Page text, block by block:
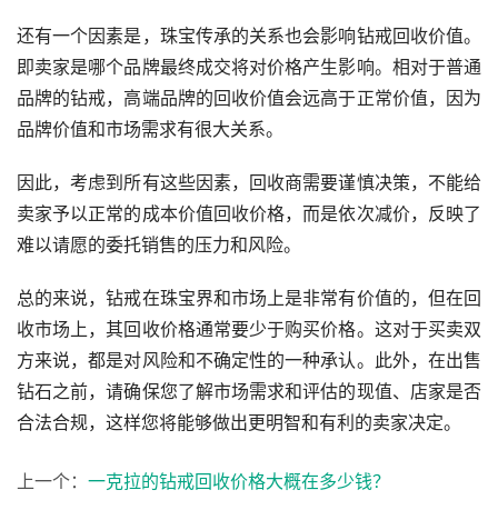
还有一个因素是，珠宝传承的关系也会影响钻戒回收价值。
即卖家是哪个品牌最终成交将对价格产生影响。相对于普通
品牌的钻戒，高端品牌的回收价值会远高于正常价值，因为
品牌价值和市场需求有很大关系。
因此，考虑到所有这些因素，回收商需要谨慎决策，不能给
卖家予以正常的成本价值回收价格，而是依次减价，反映了
难以请愿的委托销售的压力和风险。
总的来说，钻戒在珠宝界和市场上是非常有价值的，但在回
收市场上，其回收价格通常要少于购买价格。这对于买卖双
方来说，都是对风险和不确定性的一种承认。此外，在出售
钻石之前，请确保您了解市场需求和评估的现值、店家是否
合法合规，这样您将能够做出更明智和有利的卖家决定。
上一个： 一克拉的钻戒回收价格大概在多少钱？